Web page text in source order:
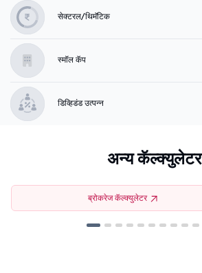
सेक्टरल/थिमॅटिक
स्मॉल कॅप
डिव्हिडंड उत्पन्न
अन्य कॅल्क्युलेटर
ब्रोकरेज कॅल्क्युलेटर